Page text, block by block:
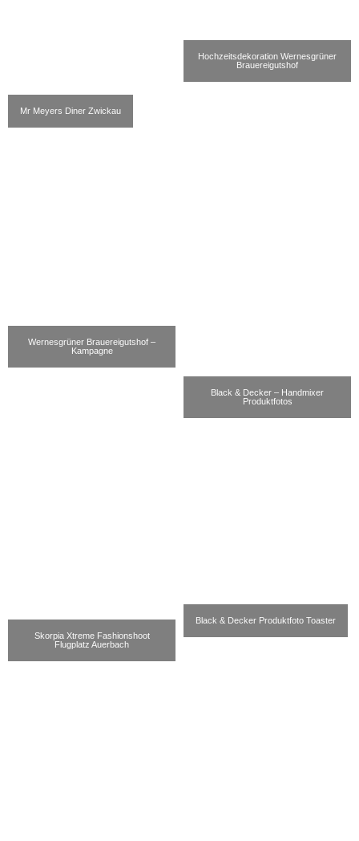
Mr Meyers Diner Zwickau
Hochzeitsdekoration Wernesgrüner
Brauereigutshof
Wernesgrüner Brauereigutshof –
Kampagne
Black & Decker – Handmixer
Produktfotos
Skorpia Xtreme Fashionshoot
Flugplatz Auerbach
Black & Decker Produktfoto Toaster